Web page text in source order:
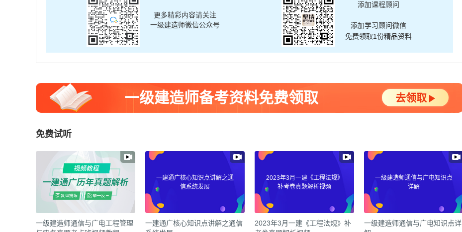
更多精彩内容请关注
一级建造师微信公众号
添加课程顾问
添加学习顾问微信
免费领取1份精品资料
一级建造师备考资料免费领取 去领取
免费试听
一级建造师通信与广电工程管理
一建通广核心知识点讲解之通
信系统发展
一建通广核心知识点讲解之通信
2023年3月一建《工程法规》
补考卷真题解析视频
2023年3月一建《工程法规》补
一级建造师通信与广电知识点
详解
一级建造师通信与广电知识点详